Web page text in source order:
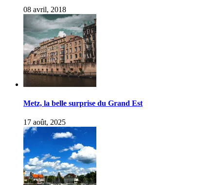
08 avril, 2018
Metz, la belle surprise du Grand Est
17 août, 2025